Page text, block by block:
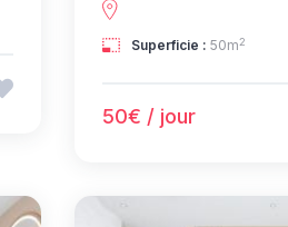
Superficie : 50m2
50€ / jour